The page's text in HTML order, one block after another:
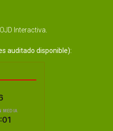
OJD Interactiva
auditado disponible):